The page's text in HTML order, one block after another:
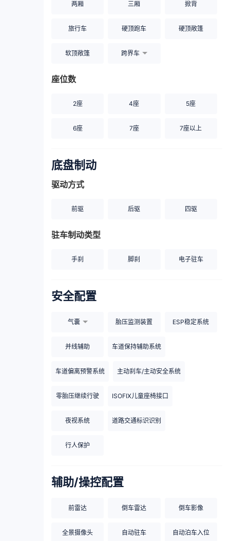
两厢 三厢 掀背
旅行车 硬顶跑车 硬顶敞篷
软顶敞篷 跨界车
座位数
2座 4座 5座
6座 7座 7座以上
底盘制动
驱动方式
前驱 后驱 四驱
驻车制动类型
手刹 脚刹 电子驻车
安全配置
气囊 胎压监测装置 ESP稳定系统
并线辅助 车道保持辅助系统
车道偏离预警系统 主动刹车/主动安全系统
零胎压继续行驶 ISOFIX儿童座椅接口
夜视系统 道路交通标识识别
行人保护
辅助/操控配置
前雷达 倒车雷达 倒车影像
全景摄像头 自动驻车 自动泊车入位